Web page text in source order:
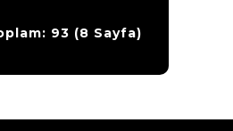
93 (8 Sayfa)